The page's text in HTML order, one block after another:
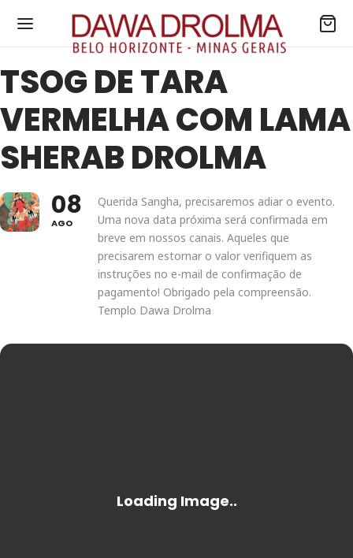
TSOG DE TARA
VERMELHA COM LAMA
SHERAB DROLMA
08
AGO
Querida Sangha, precisaremos adiar o evento.
Uma nova data próxima será confirmada em
breve em nossos canais. Aqueles que
precisarem estornar o valor verifiquem as
instruções no e-mail de confirmação de
pagamento! Obrigado pela compreensão.
Templo Dawa Drolma